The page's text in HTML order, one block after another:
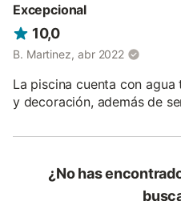
Excepcional
10,0
B. Martinez, abr 2022
La piscina cuenta con
y decoración, además de
¿No has